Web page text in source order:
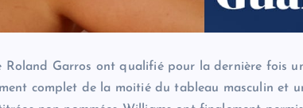
Roland Garros ont qualifié pour la dernière fois
complet de la moitié du tableau masculin et